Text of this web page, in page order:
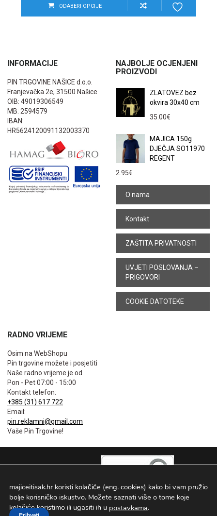
ODABERI OPCIJE
INFORMACIJE
PIN TRGOVINE NAŠICE d.o.o.
Franjevačka 2e, 31500 Našice
OIB: 49019306549
MB: 2594579
IBAN:
HR5624120091132003370
NAJBOLJE OCJENJENI
PROIZVODI
ZLATOVEZ bez
okvira 30x40 cm
35.00€
MAJICA 150g
DJEČJA SO11970
REGENT
2.95€
O nama
Kontakt
ZAŠTITA PRIVATNOSTI
UVJETI POSLOVANJA –
PRIGOVORI
COOKIE DATOTEKE
RADNO VRIJEME
Osim na WebShopu
Pin trgovine možete i posjetiti
Naše radno vrijeme je od
Pon - Pet 07:00 - 15:00
Kontakt telefon:
+385 (31) 617 722
Email:
pin.reklamni@gmail.com
Vaše Pin Trgovine!
majiceitisak.hr koristi kolačiće (eng. cookies) kako bi vam pružio
bolje korisničko iskustvo. Možete saznati više o tome koje
kolačiće koristimo ili ugasiti ih u postavkama.